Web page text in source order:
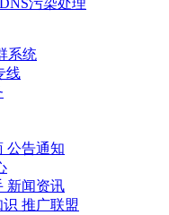
DNS污染处理
系统
线
公告通知
新闻资讯
识 推广联盟